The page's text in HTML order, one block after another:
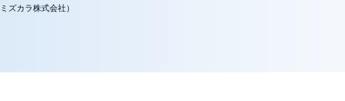
ズカラ株式会社）